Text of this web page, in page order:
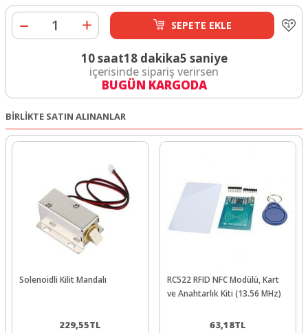
SEPETE EKLE
10 saat18 dakika4 saniye
içerisinde sipariş verirsen
BUGÜN KARGODA
BİRLİKTE SATIN ALINANLAR
Solenoidli Kilit Mandalı
229,55TL
RC522 RFID NFC Modülü, Kart
ve Anahtarlık Kiti (13.56 MHz)
63,18TL